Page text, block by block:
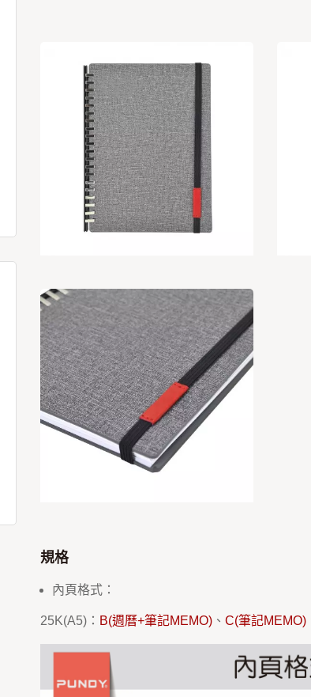
規格
內頁格式：
25K(A5)： B(週曆+筆記MEMO) 、 C(筆記MEMO)